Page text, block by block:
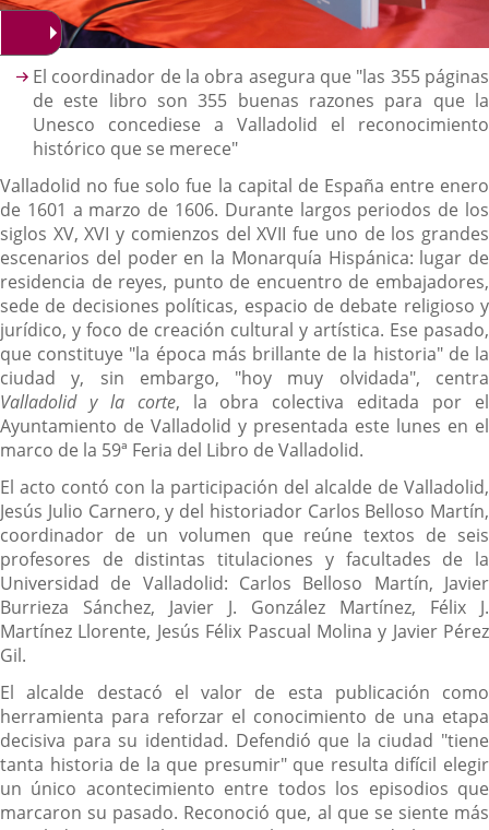
Descripción
El coordinador de la obra asegura que "las 355 páginas
de este libro son 355 buenas razones para que la
Unesco concediese a Valladolid el reconocimiento
histórico que se merece"
Valladolid no fue solo fue la capital de España entre enero
de 1601 a marzo de 1606. Durante largos periodos de los
siglos XV, XVI y comienzos del XVII fue uno de los grandes
escenarios del poder en la Monarquía Hispánica: lugar de
residencia de reyes, punto de encuentro de embajadores,
sede de decisiones políticas, espacio de debate religioso y
jurídico, y foco de creación cultural y artística. Ese pasado,
que constituye "la época más brillante de la historia" de la
ciudad y, sin embargo, "hoy muy olvidada", centra
Valladolid y la corte, la obra colectiva editada por el
Ayuntamiento de Valladolid y presentada este lunes en el
marco de la 59ª Feria del Libro de Valladolid.
El acto contó con la participación del alcalde de Valladolid,
Jesús Julio Carnero, y del historiador Carlos Belloso Martín,
coordinador de un volumen que reúne textos de seis
profesores de distintas titulaciones y facultades de la
Universidad de Valladolid: Carlos Belloso Martín, Javier
Burrieza Sánchez, Javier J. González Martínez, Félix J.
Martínez Llorente, Jesús Félix Pascual Molina y Javier Pérez
Gil.
El alcalde destacó el valor de esta publicación como
herramienta para reforzar el conocimiento de una etapa
decisiva para su identidad. Defendió que la ciudad "tiene
tanta historia de la que presumir" que resulta difícil elegir
un único acontecimiento entre todos los episodios que
marcaron su pasado. Reconoció que, al que se siente más